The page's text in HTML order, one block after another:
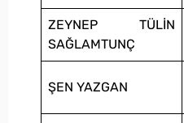
ZEYNEP TÜLİN
SAĞLAMTUNÇ
ŞEN YAZGAN